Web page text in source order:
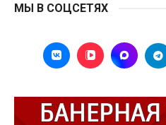
МЫ В СОЦСЕТЯХ